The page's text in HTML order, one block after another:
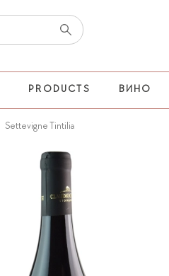
PRODUCTS ВИНО
Settevigne Tintilia